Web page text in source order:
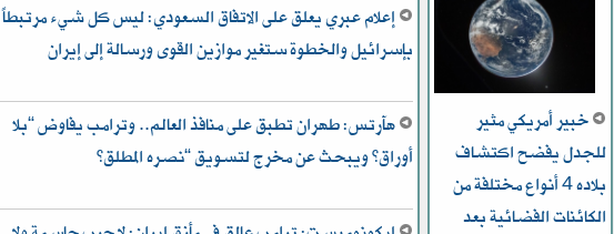
خبير أمريكي مثير
للجدل يفضح اكتشاف
بلاده 4 أنواع مختلفة من
الكائنات الفضائية بعد
إعلام عبري يعلق على الاتفاق السعودي: ليس كل شيء مرتبطاً
بإسرائيل والخطوة ستغير موازين القوى ورسالة إلى إيران
هآرتس: طهران تطبق على منافذ العالم.. وترامب يفاوض “بلا
أوراق” ويبحث عن مخرج لتسويق “نصره المطلق”